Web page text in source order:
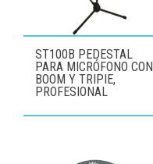
ST100B PEDESTAL
PARA MICRÓFONO CON
BOOM Y TRIPIE,
PROFESIONAL